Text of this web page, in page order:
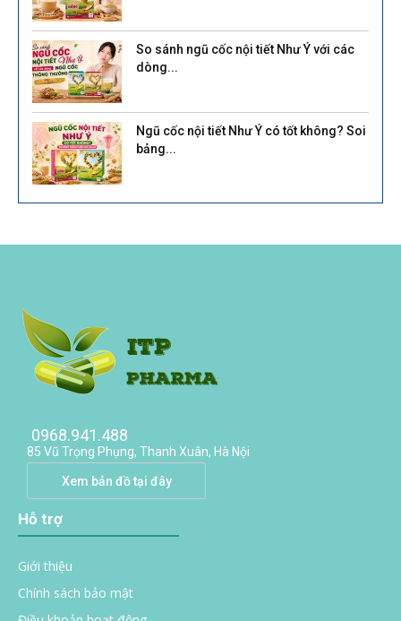
So sánh ngũ cốc nội tiết Như Ý với các
dòng...
Ngũ cốc nội tiết Như Ý có tốt không? Soi
bảng...
0968.941.488
85 Vũ Trọng Phụng, Thanh Xuân, Hà Nội
Xem bản đồ tại đây
Hỗ trợ
Giới thiệu
Chính sách bảo mật